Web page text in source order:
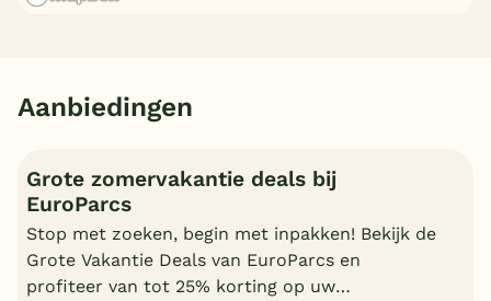
Aanbiedingen
Grote zomervakantie deals bij
EuroParcs
Stop met zoeken, begin met inpakken! Bekijk de
Grote Vakantie Deals van EuroParcs en
profiteer van tot 25% korting op uw